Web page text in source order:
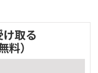
取る
料）